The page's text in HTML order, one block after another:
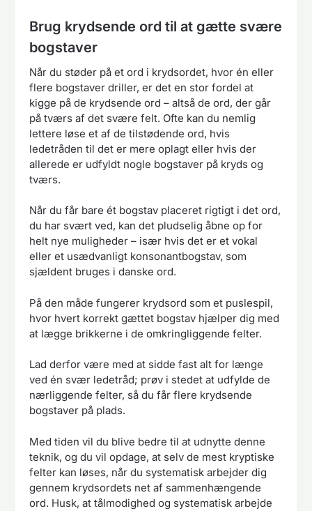
Brug krydsende ord til at gætte svære
bogstaver
Når du støder på et ord i krydsordet, hvor én eller
flere bogstaver driller, er det en stor fordel at
kigge på de krydsende ord – altså de ord, der går
på tværs af det svære felt. Ofte kan du nemlig
lettere løse et af de tilstødende ord, hvis
ledetråden til det er mere oplagt eller hvis der
allerede er udfyldt nogle bogstaver på kryds og
tværs.
Når du får bare ét bogstav placeret rigtigt i det ord,
du har svært ved, kan det pludselig åbne op for
helt nye muligheder – især hvis det er et vokal
eller et usædvanligt konsonantbogstav, som
sjældent bruges i danske ord.
På den måde fungerer krydsord som et puslespil,
hvor hvert korrekt gættet bogstav hjælper dig med
at lægge brikkerne i de omkringliggende felter.
Lad derfor være med at sidde fast alt for længe
ved én svær ledetråd; prøv i stedet at udfylde de
nærliggende felter, så du får flere krydsende
bogstaver på plads.
Med tiden vil du blive bedre til at udnytte denne
teknik, og du vil opdage, at selv de mest kryptiske
felter kan løses, når du systematisk arbejder dig
gennem krydsordets net af sammenhængende
ord. Husk, at tålmodighed og systematisk arbejde